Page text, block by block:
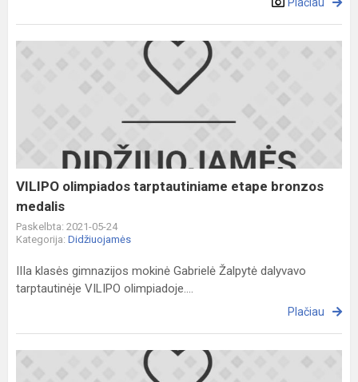
VILIPO
VILIPO olimpiados tarptautiniame etape bronzos
medalis
Paskelbta: 2021-05-24
Kategorija: Didžiuojamės
IIIa klasės gimnazijos mokinė Gabrielė Žalpytė dalyvavo
tarptautinėje VILIPO olimpiadoje....
Plačiau
Sveikiname